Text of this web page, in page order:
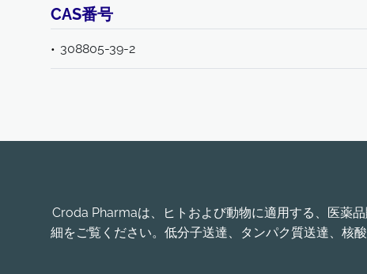
CAS番号
308805-39-2
Croda Pharmaは、ヒトおよび動物に適用する、医薬
細をご覧ください。低分子送達、タンパク質送達、核